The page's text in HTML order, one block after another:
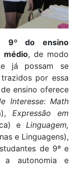
9º do ensino
médio, de modo
e já possam se
por essa
ensino oferece
Interesse: Math
Expressão em
e Linguagem,
e Linguagens),
de 9º e
a autonomia e